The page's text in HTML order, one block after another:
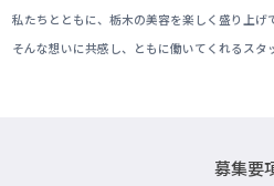
私たちとともに、栃木の美容を楽しく盛り上げ
そんな想いに共感し、ともに働いてくれるスタ
募集要